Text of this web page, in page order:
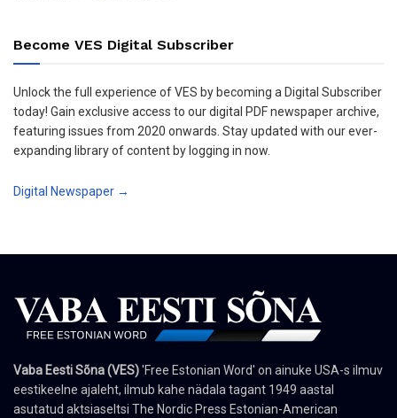
Become VES Digital Subscriber
Unlock the full experience of VES by becoming a Digital Subscriber
today! Gain exclusive access to our digital PDF newspaper archive,
featuring issues from 2020 onwards. Stay updated with our ever-
expanding library of content by logging in now.
Digital Newspaper →
Vaba Eesti Sõna (VES)'Free Estonian Word' on ainuke USA-s ilmuv
eestikeelne ajaleht, ilmub kahe nädala tagant 1949 aastal
asutatud aktsiaseltsi The Nordic Press Estonian-American